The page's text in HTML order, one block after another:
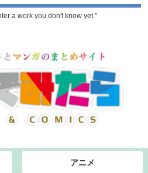
a work you don't know yet."
アニメ